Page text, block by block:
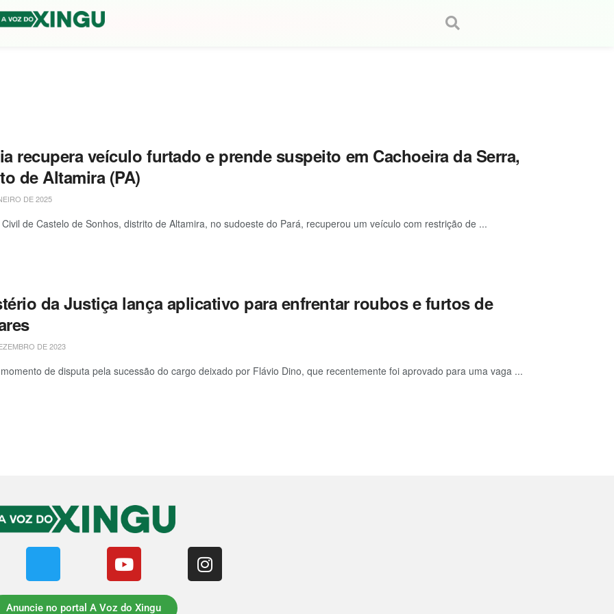
recupera veículo furtado e prende suspeito em Cachoeira da Serra,
de Altamira (PA)
DE 2025
de Castelo de Sonhos, distrito de Altamira, no sudoeste do Pará, recuperou um veículo com restrição de ...
da Justiça lança aplicativo para enfrentar roubos e furtos de
DE 2023
de disputa pela sucessão do cargo deixado por Flávio Dino, que recentemente foi aprovado para uma vaga ...
Anuncie no portal A Voz do Xingu